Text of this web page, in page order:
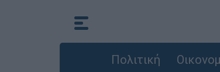
Πολιτική